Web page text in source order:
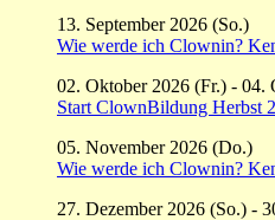
13. September 2026 (So.)
Wie werde ich Clownin?
02. Oktober 2026 (Fr.) - 04.
Start ClownBildung Herbst
05. November 2026 (Do.)
Wie werde ich Clownin?
27. Dezember 2026 (So.) -